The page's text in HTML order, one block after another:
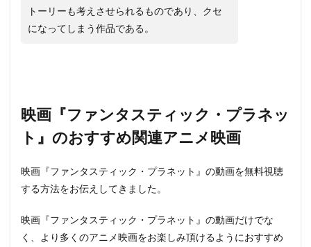
トーリーも考えさせられるものであり、クセ
になってしまう作品である。
映画『ファンタスティック・プラネッ
ト』のおすすめ関連アニメ映画
映画『ファンタスティック・プラネット』の動画を無料視聴
する方法をお伝えしてきました。
映画『ファンタスティック・プラネット』の動画だけでな
く、より多くのアニメ映画をお楽しみ頂けるようにおすすめ